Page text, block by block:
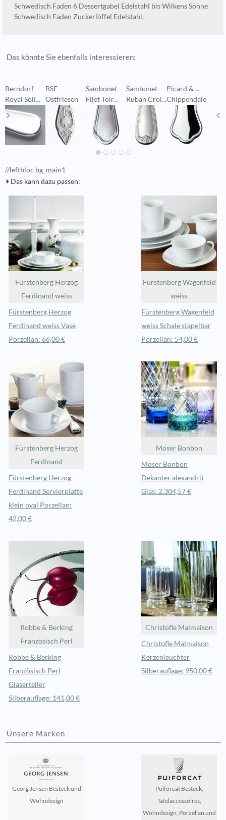
Schwedisch Faden 6 Dessertgabel Edelstahl bis Wilkens Söhne
Schwedisch Faden Zuckerlöffel Edelstahl.
Das könnte Sie ebenfalls interessieren:
Berndorf
Royal Soli...
BSF
Ostfriesen
Sambonet
Filet Toir...
Sambonet
Ruban Croi...
Picard & ...
Chippendale
//leftbloc bg_main1
Das kann dazu passen:
Fürstenberg Herzog
Ferdinand weiss
Fürstenberg Herzog
Ferdinand weiss Vase
Porzellan: 66,00 €
Fürstenberg Wagenfeld
weiss
Fürstenberg Wagenfeld
weiss Schale stapelbar
Porzellan: 54,00 €
Fürstenberg Herzog
Ferdinand
Fürstenberg Herzog
Ferdinand Servierplatte
klein oval Porzellan:
42,00 €
Moser Bonbon
Moser Bonbon
Dekanter alexandrit
Glas: 2.304,57 €
Robbe & Berking
Französisch Perl
Robbe & Berking
Französisch Perl
Gläserteller
Silberauflage: 141,00 €
Christofle Malmaison
Christofle Malmaison
Kerzenleuchter
Silberauflage: 950,00 €
Unsere Marken
Georg Jensen Besteck und
Wohndesign
Puiforcat Besteck,
Tafelaccessoires,
Wohndesign, Porzellan und